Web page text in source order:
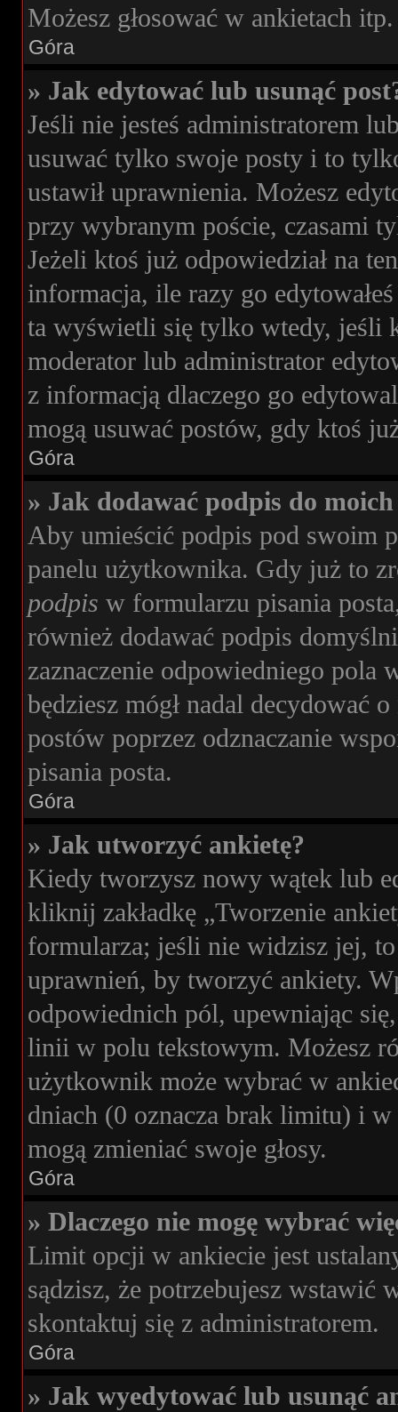
Możesz głosować w ankietach itp.
Góra
» Jak edytować lub usunąć
Jeśli nie jesteś administratorem
usuwać tylko swoje posty i to
ustawił uprawnienia. Możesz
przy wybranym poście, czasami
Jeżeli ktoś już odpowiedział na
informacja, ile razy go
ta wyświetli się tylko wtedy, jeśli
moderator lub administrator
z informacją dlaczego go
mogą usuwać postów, gdy ktoś
Góra
» Jak dodawać podpis do
Aby umieścić podpis pod swoim
panelu użytkownika. Gdy już to
podpis w formularzu pisania
również dodawać podpis
zaznaczenie odpowiedniego
będziesz mógł nadal decydować
postów poprzez odznaczanie
pisania posta.
Góra
» Jak utworzyć ankietę?
Kiedy tworzysz nowy wątek lub
kliknij zakładkę „Tworzenie
formularza; jeśli nie widzisz jej,
uprawnień, by tworzyć ankiety.
odpowiednich pól, upewniając
linii w polu tekstowym. Możesz
użytkownik może wybrać w
dniach (0 oznacza brak limitu) i
mogą zmieniać swoje głosy.
Góra
» Dlaczego nie mogę wybrać
Limit opcji w ankiecie jest
sądzisz, że potrzebujesz
skontaktuj się z administratorem.
Góra
» Jak wyedytować lub usunąć